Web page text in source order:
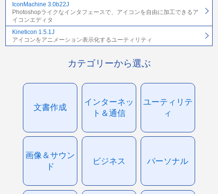
IconMachine 3.0b22J
Photoshopライクなインタフェースで、アイコンを自由に加工できるア
イコンエディタ
Kineticon 1.5.1J
アイコンをアニメーション表示化するユーティリティ
カテゴリーから選ぶ
文書作成
インターネッ
ト＆通信
ユーティリテ
ィ
画像＆サウン
ド
ビジネス パーソナル